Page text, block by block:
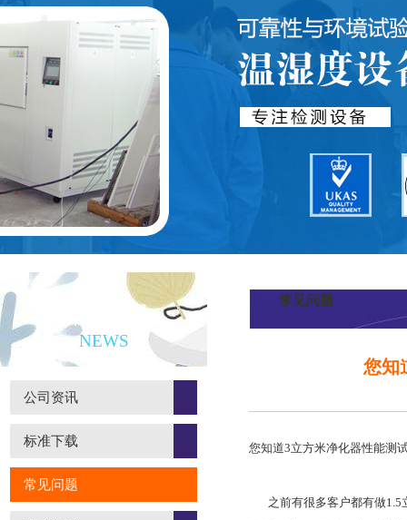
网站 welcome网站
新闻资讯
NEWS
公司资讯
标准下载
常见问题
常见问题
您知
您知道3立方米净化器性能测
之前有很多客户都有做1.5